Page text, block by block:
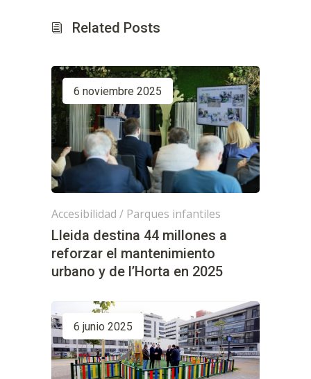
Related Posts
6 noviembre 2025
Accesibilidad / Parques infantiles
Lleida destina 44 millones a
reforzar el mantenimiento
urbano y de l’Horta en 2025
6 junio 2025